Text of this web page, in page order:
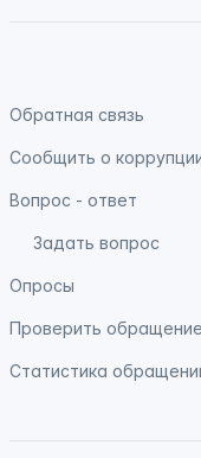
Обратная связь
Сообщить о
Вопрос - ответ
Задать вопрос
Опросы
Проверить обращение
Статистика